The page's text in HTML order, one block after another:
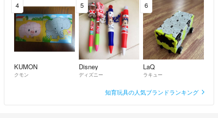
4
KUMON
クモン
5
Disney
ディズニー
6
LaQ
ラキュー
知育玩具の人気ブランドランキング